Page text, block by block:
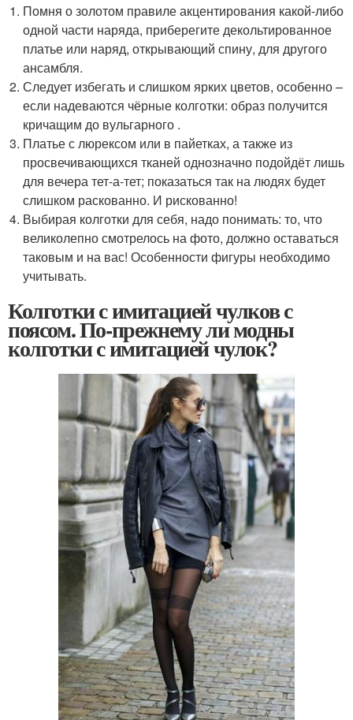
Помня о золотом правиле акцентирования какой-либо
одной части наряда, приберегите декольтированное
платье или наряд, открывающий спину, для другого
ансамбля.
Следует избегать и слишком ярких цветов, особенно –
если надеваются чёрные колготки: образ получится
кричащим до вульгарного .
Платье с люрексом или в пайетках, а также из
просвечивающихся тканей однозначно подойдёт лишь
для вечера тет-а-тет; показаться так на людях будет
слишком раскованно. И рискованно!
Выбирая колготки для себя, надо понимать: то, что
великолепно смотрелось на фото, должно оставаться
таковым и на вас! Особенности фигуры необходимо
учитывать.
Колготки с имитацией чулков с
поясом. По-прежнему ли модны
колготки с имитацией чулок?